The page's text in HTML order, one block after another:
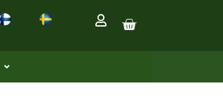
VARUKORG